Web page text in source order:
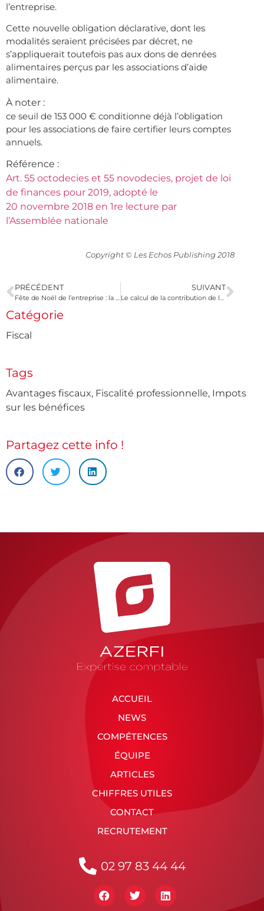
l’entreprise.
Cette nouvelle obligation déclarative, dont les
modalités seraient précisées par décret, ne
s’appliquerait toutefois pas aux dons de denrées
alimentaires perçus par les associations d’aide
alimentaire.
À noter :
ce seuil de 153 000 € conditionne déjà l’obligation
pour les associations de faire certifier leurs comptes
annuels.
Référence :
Art. 55 octodecies et 55 novodecies, projet de loi
de finances pour 2019, adopté le
20 novembre 2018 en 1re lecture par
l’Assemblée nationale
Copyright © Les Echos Publishing 2018
PRÉCÉDENT
Fête de Noël de l’entreprise : la vigilance est de mise !
SUIVANT
Le calcul de la contribution de la communauté au financement du logement des époux
Catégorie
Fiscal
Tags
Avantages fiscaux, Fiscalité professionnelle, Impots
sur les bénéfices
Partagez cette info !
ACCUEIL
NEWS
COMPÉTENCES
ÉQUIPE
ARTICLES
CHIFFRES UTILES
CONTACT
RECRUTEMENT
02 97 83 44 44